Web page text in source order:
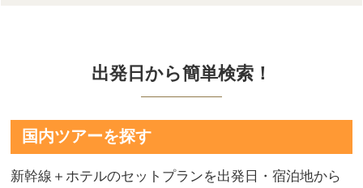
出発日から簡単検索！
国内ツアーを探す
新幹線＋ホテルのセットプランを出発日・宿泊地から